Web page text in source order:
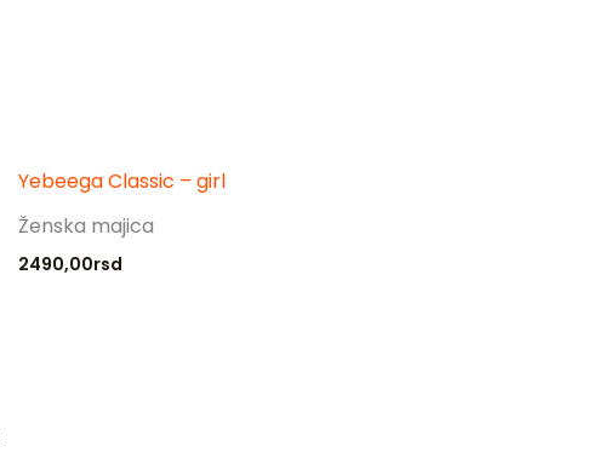
Yebeega Classic – girl
Ženska majica
2490,00rsd